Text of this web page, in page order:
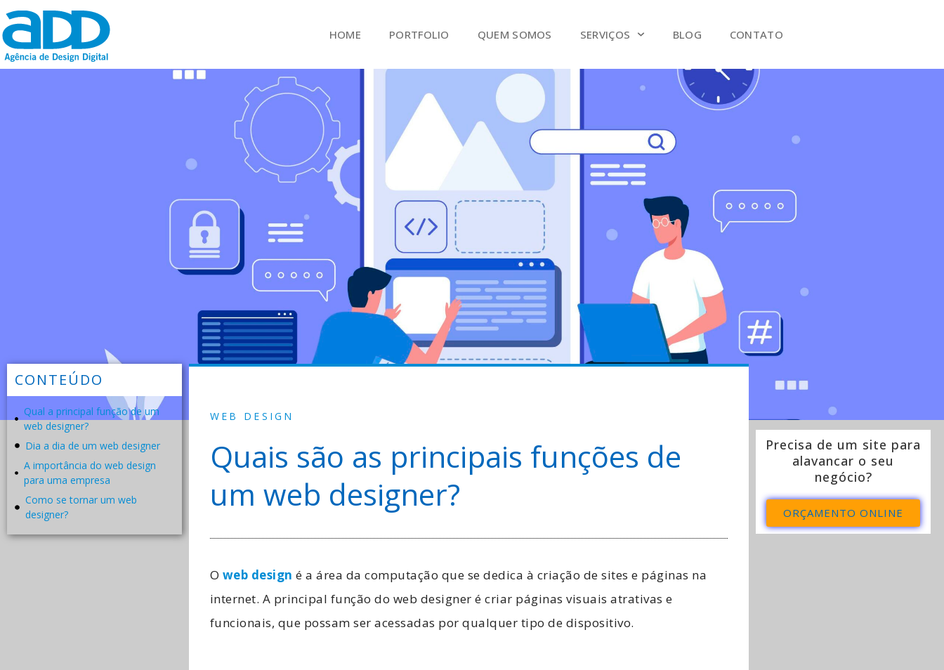
HOME PORTFOLIO QUEM SOMOS SERVIÇOS BLOG CONTATO
CONTEÚDO
Qual a principal função de um
web designer?
Dia a dia de um web designer
A importância do web design
para uma empresa
Como se tornar um web
designer?
WEB DESIGN
Quais são as principais funções de
um web designer?
O web design é a área da computação que se dedica à criação de sites e páginas na
internet. A principal função do web designer é criar páginas visuais atrativas e
funcionais, que possam ser acessadas por qualquer tipo de dispositivo.
Precisa de um site para
alavancar o seu
negócio?
ORÇAMENTO ONLINE